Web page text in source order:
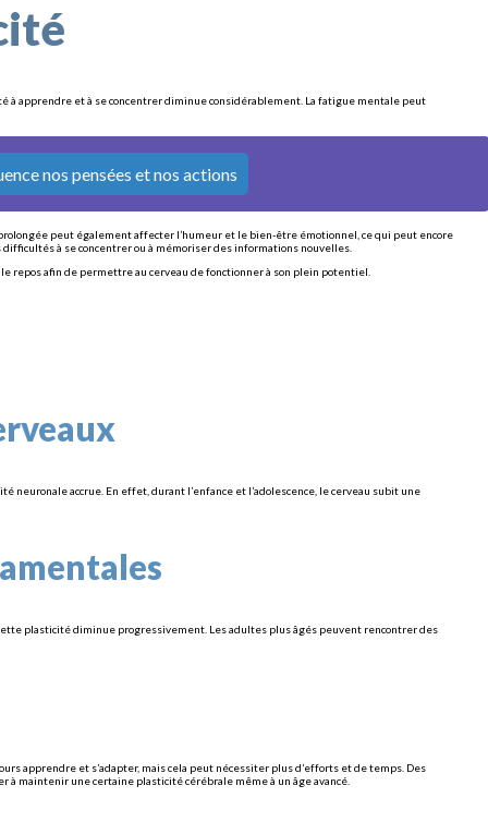
à apprendre et à se concentrer diminue considérablement. La fatigue mentale peut
nos pensées et nos actions
peut également affecter l’humeur et le bien-être émotionnel, ce qui peut encore
à se concentrer ou à mémoriser des informations nouvelles.
afin de permettre au cerveau de fonctionner à son plein potentiel.
accrue. En effet, durant l’enfance et l’adolescence, le cerveau subit une
plasticité diminue progressivement. Les adultes plus âgés peuvent rencontrer des
apprendre et s’adapter, mais cela peut nécessiter plus d’efforts et de temps. Des
maintenir une certaine plasticité cérébrale même à un âge avancé.